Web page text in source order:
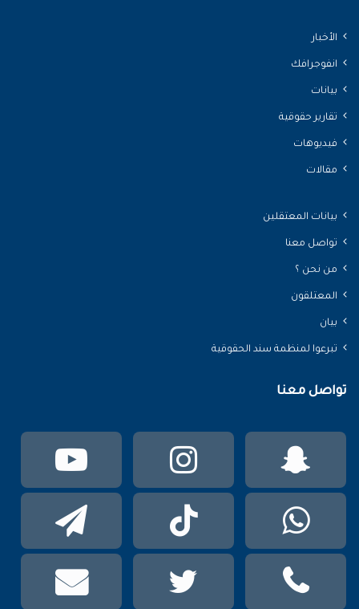
الأخبار
انفوجرافك
بيانات
تقارير حقوقية
فيديوهات
مقالات
بيانات المعتقلين
تواصل معنا
من نحن ؟
المعتلقون
بيان
تبرعوا لمنظمة سند الحقوقية
تواصل معنا
انستقرام
سناب
TikTok
واتساب
phone